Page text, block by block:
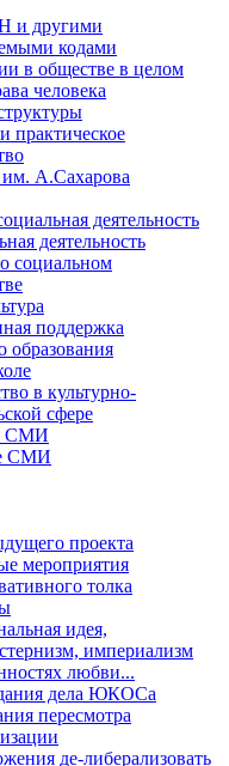
и другими
кодами
в обществе в целом
человека
практическое
А.Сахарова
деятельность
деятельность
социальном
поддержка
образования
в культурно-
сфере
СМИ
СМИ
проекта
мероприятия
толка
идея,
империализм
любви...
дела ЮКОСа
пересмотра
де-либерализовать